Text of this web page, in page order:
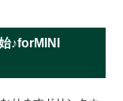
♪forMINI